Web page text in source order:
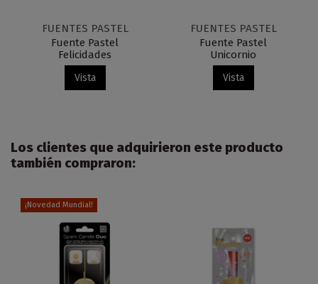
FUENTES PASTEL
Fuente Pastel
Felicidades
Vista
FUENTES PASTEL
Fuente Pastel
Unicornio
Vista
Los clientes que adquirieron este producto
también compraron:
¡Novedad Mundial!